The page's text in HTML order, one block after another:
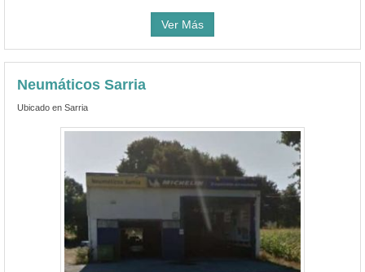
Ver Más
Neumáticos Sarria
Ubicado en Sarria